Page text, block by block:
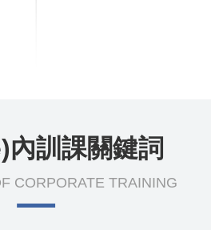
內訓課關鍵詞
CORPORATE TRAINING